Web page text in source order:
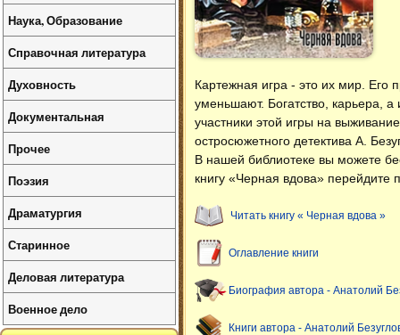
Картежная игра - это их мир. Его
уменьшают. Богатство, карьера, а
участники этой игры на
остросюжетного детектива А.
В нашей библиотеке вы можете
книгу «Черная вдова» перейдите
Читать книгу « Черная вдова »
Оглавление книги
Биография автора - Анатолий
Книги автора - Анатолий
Наука, Образование
Справочная литература
Духовность
Документальная
Прочее
Поэзия
Драматургия
Старинное
Деловая литература
Военное дело